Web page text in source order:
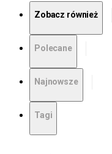
Zobacz również
Polecane
Najnowsze
Tagi